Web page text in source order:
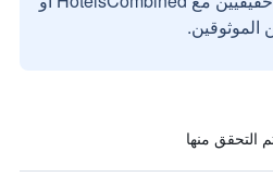
الموثوقين.